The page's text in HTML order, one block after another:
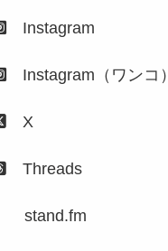
Instagram
Instagram（ワンコ）
X
Threads
stand.fm